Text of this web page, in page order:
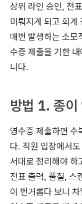
상위 라인 승인, 전
미뤄지게 되고 회계
매번 발생하는 소모
수증 제출을 기한
니다.
방법 1. 종이
영수증 제출하면 수
다. 직원 입장에서
서대로 정리해야 하
전표 출력, 풀칠, 스
이 번거롭다 보니